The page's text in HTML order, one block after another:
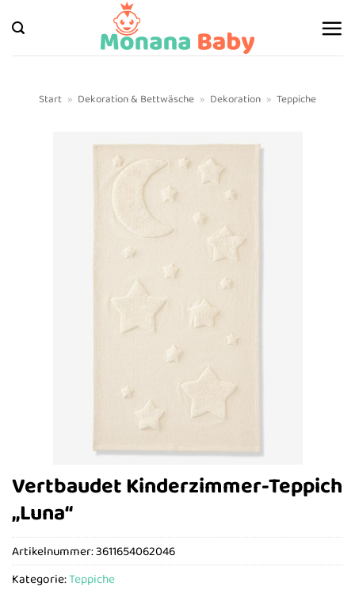
Inhalt
springen
Start » Dekoration & Bettwäsche » Dekoration » Teppiche
Vertbaudet Kinderzimmer-Teppich
„Luna“
Artikelnummer:3611654062046
Kategorie:Teppiche